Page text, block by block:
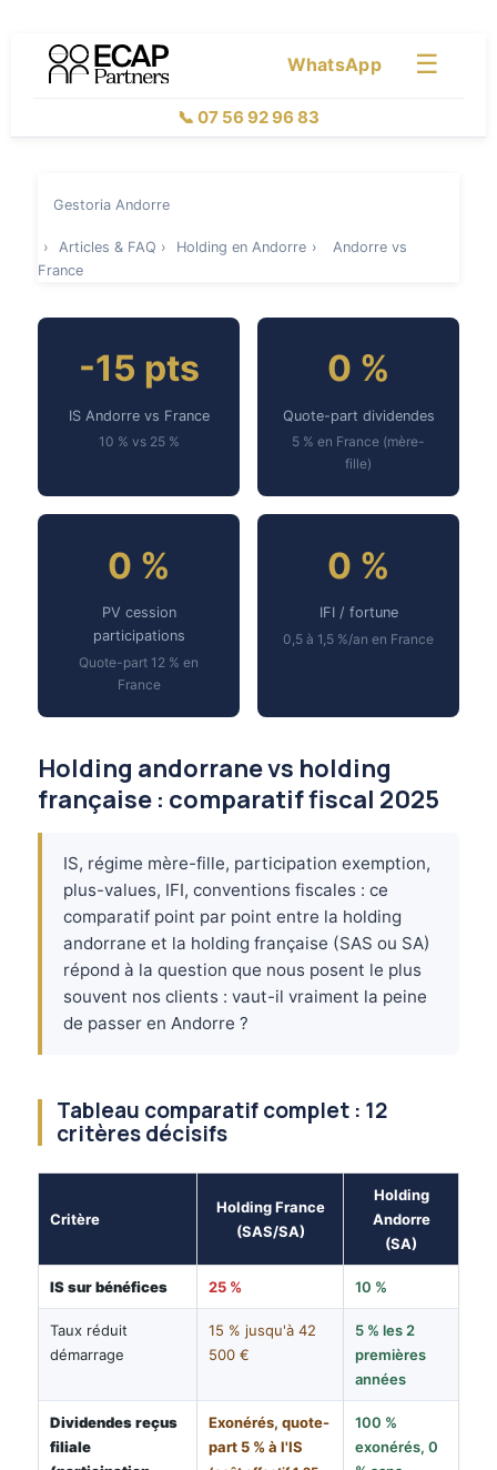
WhatsApp ☰
📞 07 56 92 96 83
Gestoria Andorre
› Articles & FAQ › Holding en Andorre ›
Andorre vs
France
-15 pts
IS Andorre vs France
10 % vs 25 %
0 %
Quote-part dividendes
5 % en France (mère-
fille)
0 %
PV cession
participations
Quote-part 12 % en
France
0 %
IFI / fortune
0,5 à 1,5 %/an en France
Holding andorrane vs holding
française : comparatif fiscal 2025
IS, régime mère-fille, participation exemption,
plus-values, IFI, conventions fiscales : ce
comparatif point par point entre la holding
andorrane et la holding française (SAS ou SA)
répond à la question que nous posent le plus
souvent nos clients : vaut-il vraiment la peine
de passer en Andorre ?
Tableau comparatif complet : 12
critères décisifs
Critère
Holding France
(SAS/SA)
Holding
Andorre
(SA)
IS sur bénéfices 25 % 10 %
Taux réduit
démarrage
15 % jusqu'à 42
500 €
5 % les 2
premières
années
Dividendes reçus
filiale
Exonérés, quote-
part 5 % à l'IS
100 %
exonérés, 0